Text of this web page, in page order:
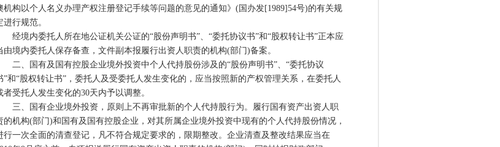
机构以个人名义办理产权注册登记手续等问题的意见的通知》(国办发[1989]54号)的有关规
进行规范。
经境内委托人所在地公证机关公证的“股份声明书”、“委托协议书”和“股权转让书”正本应
由境内委托人保存备查，文件副本报履行出资人职责的机构(部门)备案。
二、国有及国有控股企业境外投资中个人代持股份涉及的“股份声明书”、“委托协议
”和“股权转让书”，委托人及受委托人发生变化的，应当按照新的产权管理关系，在委托人
者受托人发生变化的30天内予以调整。
三、国有企业境外投资，原则上不再审批新的个人代持股行为。履行国有资产出资人职
的机构(部门)和国有及国有控股企业，对其所属企业境外投资中现有的个人代持股份情况，
行一次全面的清查登记，凡不符合规定要求的，限期整改。企业清查及整改结果应当在